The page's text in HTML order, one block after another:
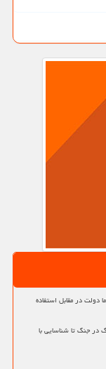
دولت در مقابل استفاده
جنگ تا شناسایی با